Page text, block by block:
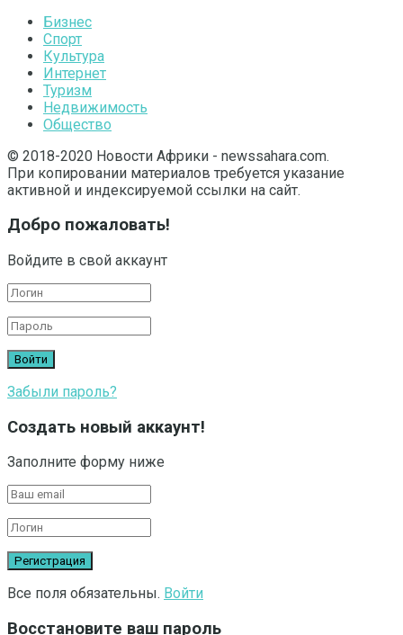
Бизнес
Спорт
Культура
Интернет
Туризм
Недвижимость
Общество
© 2018-2020 Новости Африки - newssahara.com.
При копировании материалов требуется указание
активной и индексируемой ссылки на сайт.
Добро пожаловать!
Войдите в свой аккаунт
Забыли пароль?
Создать новый аккаунт!
Заполните форму ниже
Все поля обязательны. Войти
Восстановите ваш пароль